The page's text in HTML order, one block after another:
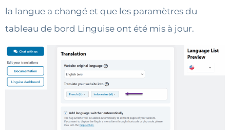
la langue a changé et que les paramètres du
tableau de bord Linguise ont été mis à jour.